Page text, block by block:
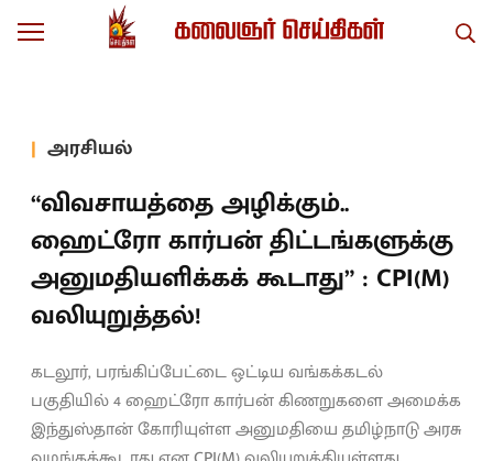
அரசியல்
“விவசாயத்தை அழிக்கும்..
ஹைட்ரோ கார்பன் திட்டங்களுக்கு
அனுமதியளிக்கக் கூடாது” : CPI(M)
வலியுறுத்தல்!
கடலூர், பரங்கிப்பேட்டை ஒட்டிய வங்கக்கடல்
பகுதியில் 4 ஹைட்ரோ கார்பன் கிணறுகளை அமைக்க
இந்துஸ்தான் கோரியுள்ள அனுமதியை தமிழ்நாடு அரசு